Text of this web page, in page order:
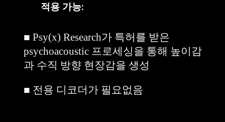
적용 가능:
■ Psy(x) Research가 특허를 받은
psychoacoustic 프로세싱을 통해 높이감
과 수직 방향 현장감을 생성
■ 전용 디코더가 필요없음